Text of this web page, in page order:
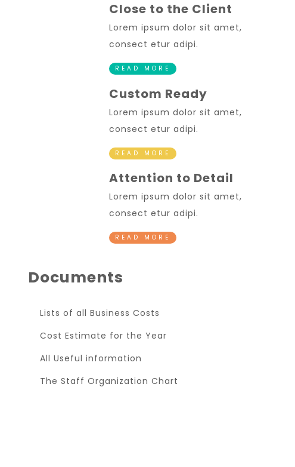
Close to the Client
Lorem ipsum dolor sit amet,
consect etur adipi.
READ MORE
Custom Ready
Lorem ipsum dolor sit amet,
consect etur adipi.
READ MORE
Attention to Detail
Lorem ipsum dolor sit amet,
consect etur adipi.
READ MORE
Documents
Lists of all Business Costs
Cost Estimate for the Year
All Useful information
The Staff Organization Chart